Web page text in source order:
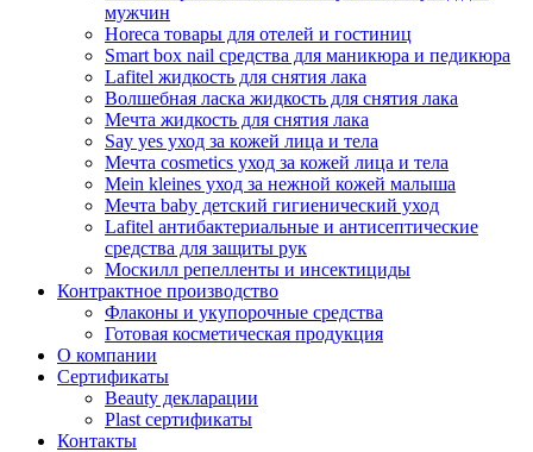
мужчин
Horeca товары для отелей и гостиниц
Smart box nail средства для маникюра и педикюра
Lafitel жидкость для снятия лака
Волшебная ласка жидкость для снятия лака
Мечта жидкость для снятия лака
Say yes уход за кожей лица и тела
Мечта cosmetics уход за кожей лица и тела
Mein kleines уход за нежной кожей малыша
Мечта baby детский гигиенический уход
Lafitel антибактериальные и антисептические
средства для защиты рук
Москилл репелленты и инсектициды
Контрактное производство
Флаконы и укупорочные средства
Готовая косметическая продукция
О компании
Сертификаты
Beauty декларации
Plast сертификаты
Контакты